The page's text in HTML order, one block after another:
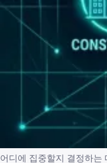
어디에 집중할지 결정하는